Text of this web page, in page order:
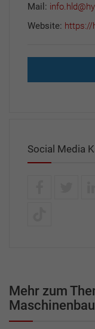
Mail:
Website: https://
Social Media
Mehr zum
Maschinenbau